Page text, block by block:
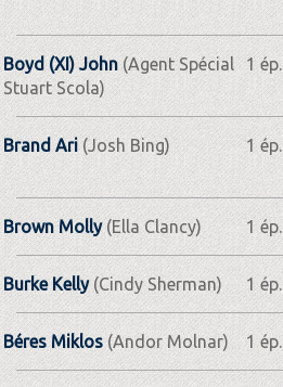
Boyd (XI) John(Agent Spécial
Stuart Scola)
1 ép.
Brand Ari (Josh Bing) 1 ép.
Brown Molly(Ella Clancy) 1 ép.
Burke Kelly(Cindy Sherman) 1 ép.
Béres Miklos (Andor Molnar) 1 ép.